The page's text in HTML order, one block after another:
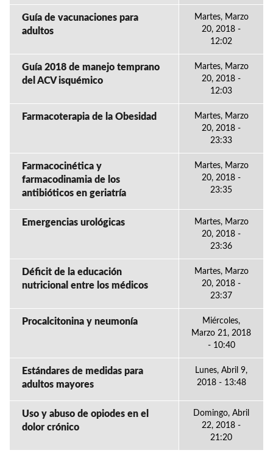
Guía de vacunaciones para
adultos
Martes, Marzo
20, 2018 -
12:02
Guía 2018 de manejo temprano
del ACV isquémico
Martes, Marzo
20, 2018 -
12:03
Farmacoterapia de la Obesidad
Martes, Marzo
20, 2018 -
23:33
Farmacocinética y
farmacodinamia de los
antibióticos en geriatría
Martes, Marzo
20, 2018 -
23:35
Emergencias urológicas
Martes, Marzo
20, 2018 -
23:36
Déficit de la educación
nutricional entre los médicos
Martes, Marzo
20, 2018 -
23:37
Procalcitonina y neumonía
Miércoles,
Marzo 21, 2018
- 10:40
Estándares de medidas para
adultos mayores
Lunes, Abril 9,
2018 - 13:48
Uso y abuso de opiodes en el
dolor crónico
Domingo, Abril
22, 2018 -
21:20